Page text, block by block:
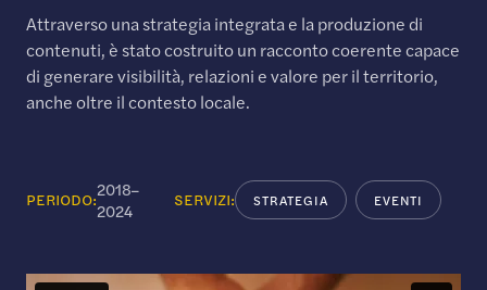
Attraverso una strategia integrata e la produzione di
contenuti, è stato costruito un racconto coerente capace
di generare visibilità, relazioni e valore per il territorio,
anche oltre il contesto locale.
PERIODO:2018–
2024
SERVIZI: STRATEGIA EVENTI